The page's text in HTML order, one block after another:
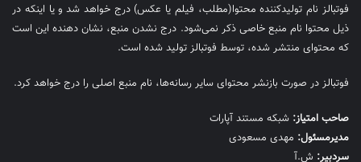
فوتبالز نام تولیدکننده محتوا(مطلب، فیلم یا عکس) درج خواهد شد و یا اینکه در
ذیل محتوا نام منبع خاصی ذکر نمی‌‎شود. درج نشدن منبع، نشان دهنده این است
که محتوای منتشر شده، توسط فوتبالز تولید شده است.
فوتبالز در صورت بازنشر محتوای سایر رسانه‌ها، نام منبع اصلی را درج خواهد کرد.
صاحب امتیاز: شبکه مستند آپارات
مديرمسئول: مهدی مسعودی
سردبیر: ش.آ